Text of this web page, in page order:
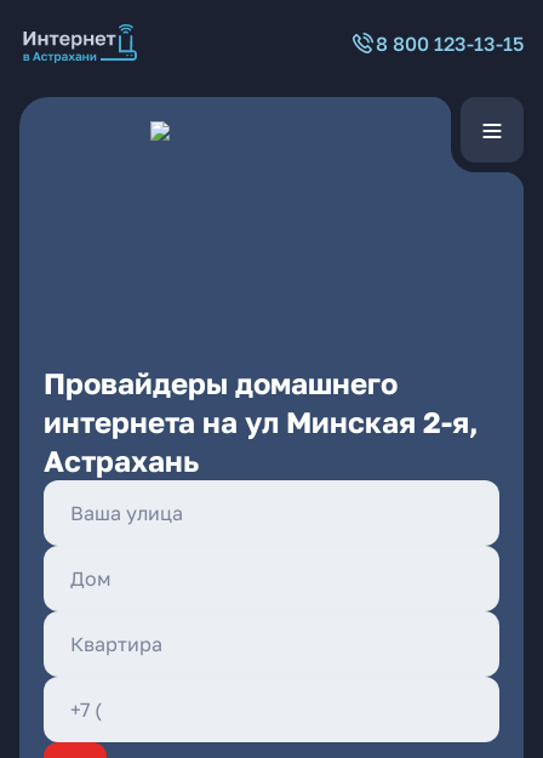
8 800 123-13-15
Провайдеры домашнего
интернета на ул Минская 2-я,
Астрахань